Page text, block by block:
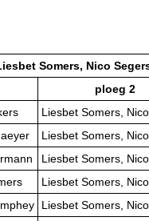
Somers, Nico
ploeg 2
Liesbet Somers,
Liesbet Somers,
Liesbet Somers,
Liesbet Somers,
Liesbet Somers,